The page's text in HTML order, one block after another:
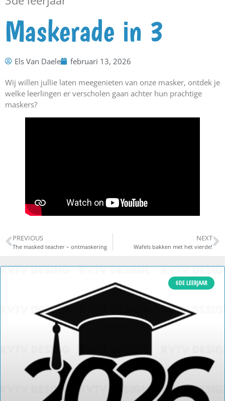
Maskerade in 3
Els Van Daele februari 13, 2026
Wij willen jullie laten meegenieten van onze masker, ontdek je
welke leerlingen er verscholen gaan achter hun prachtige
maskers?
PREVIOUS
The masked teacher – ontmaskering
NEXT
Wafels bakken met het vierde!
6DE LEERJAAR